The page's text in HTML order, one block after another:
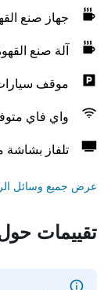
جهاز صنع
آلة صنع
موقف
واي فاي
تلفاز
عرض جميع وسائل
تقييمات